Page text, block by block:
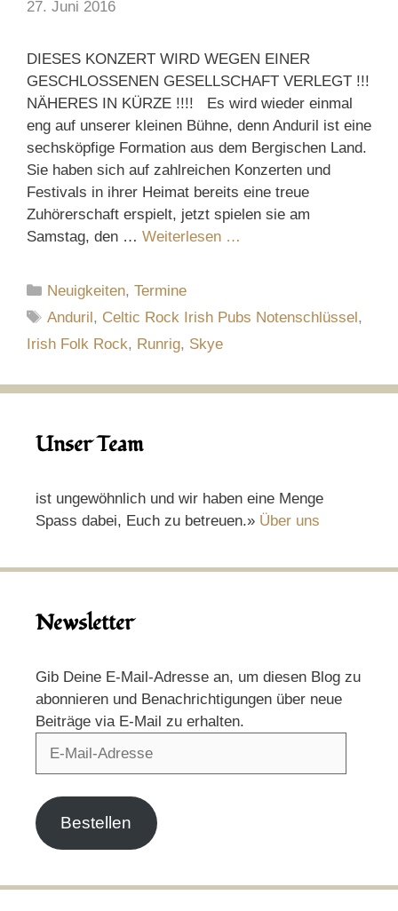
27. Juni 2016
DIESES KONZERT WIRD WEGEN EINER
GESCHLOSSENEN GESELLSCHAFT VERLEGT !!!
NÄHERES IN KÜRZE !!!! Es wird wieder einmal
eng auf unserer kleinen Bühne, denn Anduril ist eine
sechsköpfige Formation aus dem Bergischen Land.
Sie haben sich auf zahlreichen Konzerten und
Festivals in ihrer Heimat bereits eine treue
Zuhörerschaft erspielt, jetzt spielen sie am
Samstag, den … Weiterlesen …
Kategorien
Neuigkeiten,Termine
Schlagwörter
Anduril, Celtic Rock Irish Pubs Notenschlüssel,
Irish Folk Rock, Runrig, Skye
Unser Team
ist ungewöhnlich und wir haben eine Menge
Spass dabei, Euch zu betreuen.» Über uns
Newsletter
Gib Deine E-Mail-Adresse an, um diesen Blog zu
abonnieren und Benachrichtigungen über neue
Beiträge via E-Mail zu erhalten.
Bestellen